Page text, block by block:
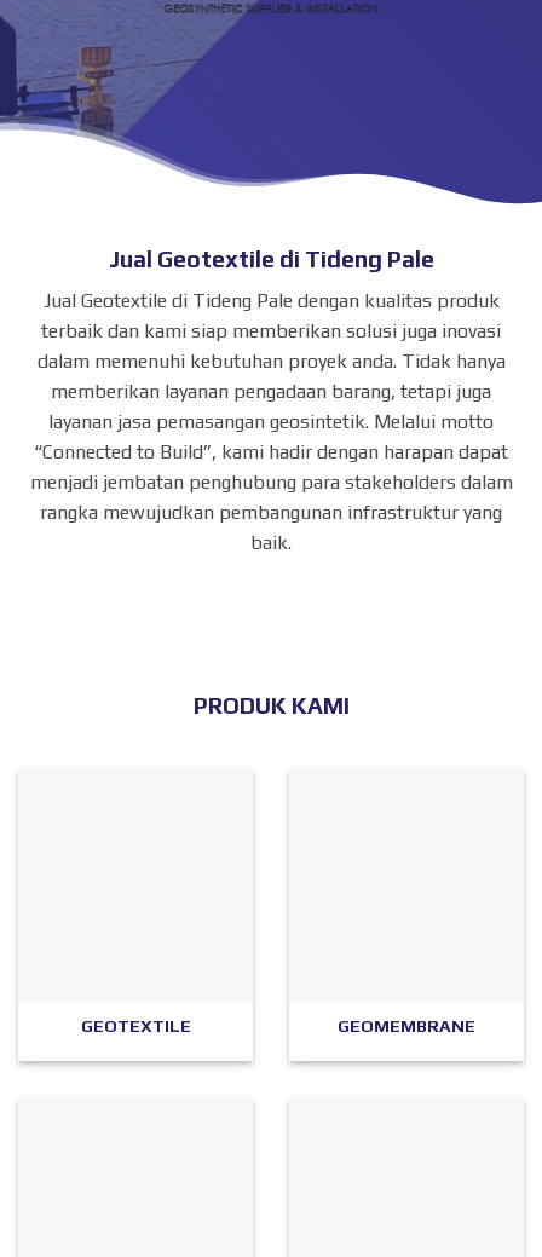
Jual Geotextile di Tideng Pale
Jual Geotextile di Tideng Pale dengan kualitas produk
terbaik dan kami siap memberikan solusi juga inovasi
dalam memenuhi kebutuhan proyek anda. Tidak hanya
memberikan layanan pengadaan barang, tetapi juga
layanan jasa pemasangan geosintetik. Melalui motto
“Connected to Build”, kami hadir dengan harapan dapat
menjadi jembatan penghubung para stakeholders dalam
rangka mewujudkan pembangunan infrastruktur yang
baik.
PRODUK KAMI
GEOTEXTILE GEOMEMBRANE